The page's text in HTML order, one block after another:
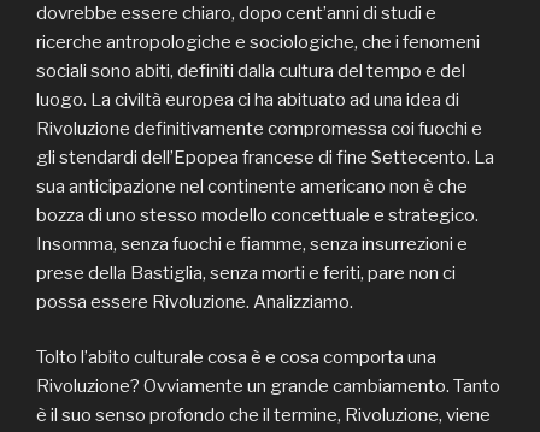
dovrebbe essere chiaro, dopo cent’anni di studi e
ricerche antropologiche e sociologiche, che i fenomeni
sociali sono abiti, definiti dalla cultura del tempo e del
luogo. La civiltà europea ci ha abituato ad una idea di
Rivoluzione definitivamente compromessa coi fuochi e
gli stendardi dell’Epopea francese di fine Settecento. La
sua anticipazione nel continente americano non è che
bozza di uno stesso modello concettuale e strategico.
Insomma, senza fuochi e fiamme, senza insurrezioni e
prese della Bastiglia, senza morti e feriti, pare non ci
possa essere Rivoluzione. Analizziamo.
Tolto l’abito culturale cosa è e cosa comporta una
Rivoluzione? Ovviamente un grande cambiamento. Tanto
è il suo senso profondo che il termine, Rivoluzione, viene